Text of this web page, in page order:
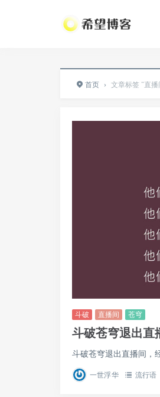
首页 › 文章标签 "直播
斗破 直播间 苍穹
斗破苍穹退出直
斗破苍穹退出直播间，
一世浮华 流行语